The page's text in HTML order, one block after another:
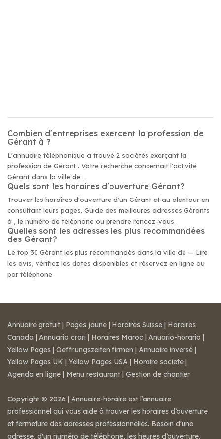
Combien d'entreprises exercent la profession de
Gérant à ?
L'annuaire téléphonique a trouvé 2 sociétés exerçant la
profession de Gérant . Votre recherche concernait l'activité
Gérant dans la ville de .
Quels sont les horaires d'ouverture Gérant?
Trouver les horaires d'ouverture d'un Gérant et au alentour en
consultant leurs pages. Guide des meilleures adresses Gérants
à , le numéro de téléphone ou prendre rendez-vous.
Quelles sont les adresses les plus recommandées
des Gérant?
Le top 30 Gérant les plus recommandés dans la ville de — Lire
les avis, vérifiez les dates disponibles et réservez en ligne ou
par téléphone.
Annuaire gratuit | Pages jaune | Horaires Suisse | Horaires
Canada | Annuario orari | Horaires Maroc | Anuario-horario |
Yellow Pages | Oeffnungszeiten firmen | Annuaire inversé |
Yellow Pages UK | Yellow Pages USA | Horaire societe |
Agenda en ligne | Menu restaurant | Gestion de chantier
Copyright © 2026 | Annuaire-horaire est l’annuaire
professionnel qui vous aide à trouver les horaires d’ouverture
et fermeture des adresses professionnelles. Besoin d'une
adresse, d'un numéro de téléphone, les heures d’ouverture,